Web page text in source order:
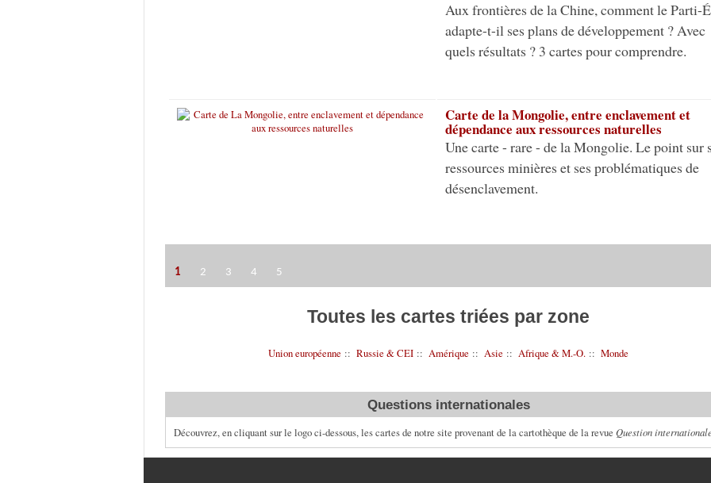
Aux frontières de la Chine, comment le Parti-
adapte-t-il ses plans de développement ? Avec
quels résultats ? 3 cartes pour comprendre.
Carte de la Mongolie, entre enclavement et
dépendance aux ressources naturelles
Une carte - rare - de la Mongolie. Le point sur
ressources minières et ses problématiques de
désenclavement.
1 2 3 4 5
Toutes les cartes triées par zone
Union européenne ::Russie & CEI ::Amérique ::Asie ::Afrique & M.-O. ::Monde
Questions internationales
Découvrez, en cliquant sur le logo ci-dessous, les cartes de notre site provenant de la cartothèque de la revue Question internationale